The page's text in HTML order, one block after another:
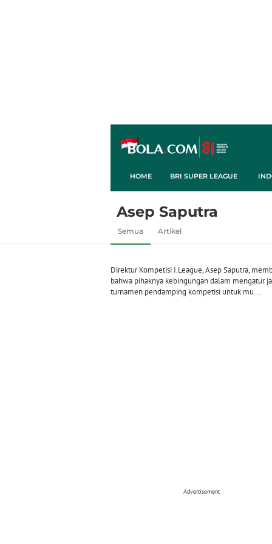
HOME BRI SUPER LEAGUE
Asep Saputra
Semua Artikel
Direktur Kompetisi I.League, Asep Saputra,
bahwa pihaknya kebingungan dalam mengatur
turnamen pendamping kompetisi untuk mu...
Advertisement